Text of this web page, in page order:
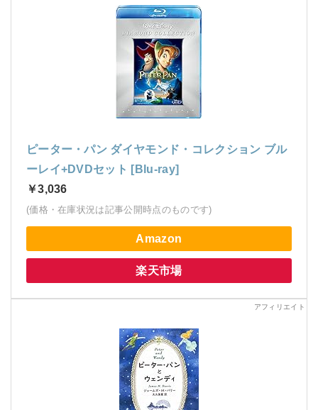
ピーター・パン ダイヤモンド・コレクション ブル
ーレイ+DVDセット [Blu-ray]
￥3,036
(価格・在庫状況は記事公開時点のものです)
Amazon
楽天市場